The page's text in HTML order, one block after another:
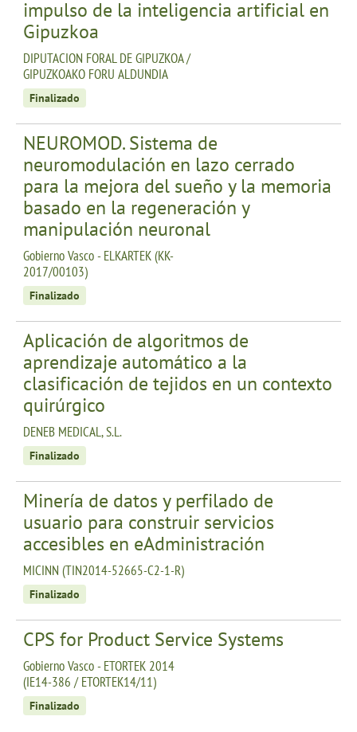
impulso de la inteligencia artificial en
Gipuzkoa
DIPUTACION FORAL DE GIPUZKOA /
GIPUZKOAKO FORU ALDUNDIA
Finalizado
NEUROMOD. Sistema de
neuromodulación en lazo cerrado
para la mejora del sueño y la memoria
basado en la regeneración y
manipulación neuronal
Gobierno Vasco - ELKARTEK (KK-
2017/00103)
Finalizado
Aplicación de algoritmos de
aprendizaje automático a la
clasificación de tejidos en un contexto
quirúrgico
DENEB MEDICAL, S.L.
Finalizado
Minería de datos y perfilado de
usuario para construir servicios
accesibles en eAdministración
MICINN (TIN2014-52665-C2-1-R)
Finalizado
CPS for Product Service Systems
Gobierno Vasco - ETORTEK 2014
(IE14-386 / ETORTEK14/11)
Finalizado